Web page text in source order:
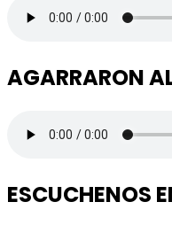
AGARRARON
ESCUCHENOS